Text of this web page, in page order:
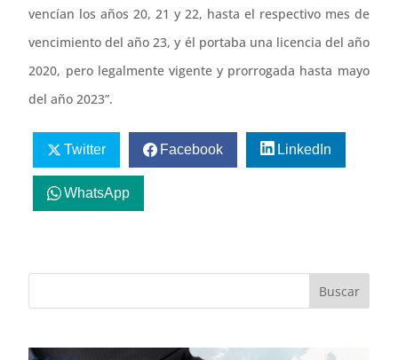
vencían los años 20, 21 y 22, hasta el respectivo mes de
vencimiento del año 23, y él portaba una licencia del año
2020, pero legalmente vigente y prorrogada hasta mayo
del año 2023”.
Twitter Facebook LinkedIn
WhatsApp